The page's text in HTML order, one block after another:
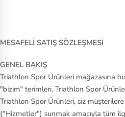
MESAFELİ SATIŞ SÖZLEŞMESİ
GENEL BAKIŞ
Triathlon Spor Ürünleri mağazasına
"bizim" terimleri, Triathlon Spor
Triathlon Spor Ürünleri, siz
("Hizmetler") sunmak amacıyla tüm